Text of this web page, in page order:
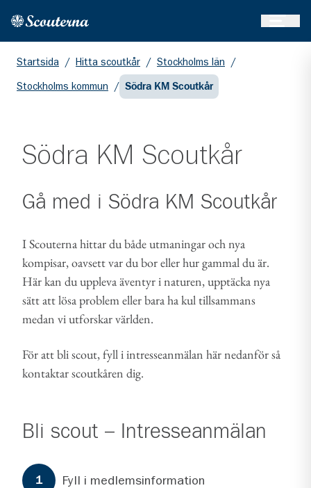
Hem
Startsida / Hitta scoutkår / Stockholms län /
Stockholms kommun / Södra KM Scoutkår
Södra KM Scoutkår
Gå med i Södra KM Scoutkår
I Scouterna hittar du både utmaningar och nya
kompisar, oavsett var du bor eller hur gammal du är.
Här kan du uppleva äventyr i naturen, upptäcka nya
sätt att lösa problem eller bara ha kul tillsammans
medan vi utforskar världen.
För att bli scout, fyll i intresseanmälan här nedanför så
kontaktar scoutkåren dig.
Bli scout – Intresseanmälan
Formuläret har steg.
1 Steg1
Fyll i medlemsinformation